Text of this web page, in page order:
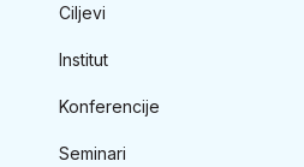
Ciljevi
Institut
Konferencije
Seminari